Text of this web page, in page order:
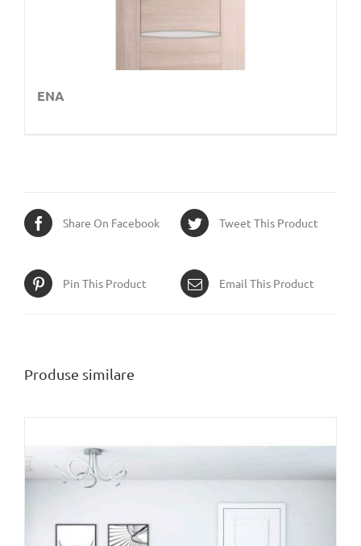
ENA
Share On Facebook Tweet This Product
Pin This Product Email This Product
Produse similare